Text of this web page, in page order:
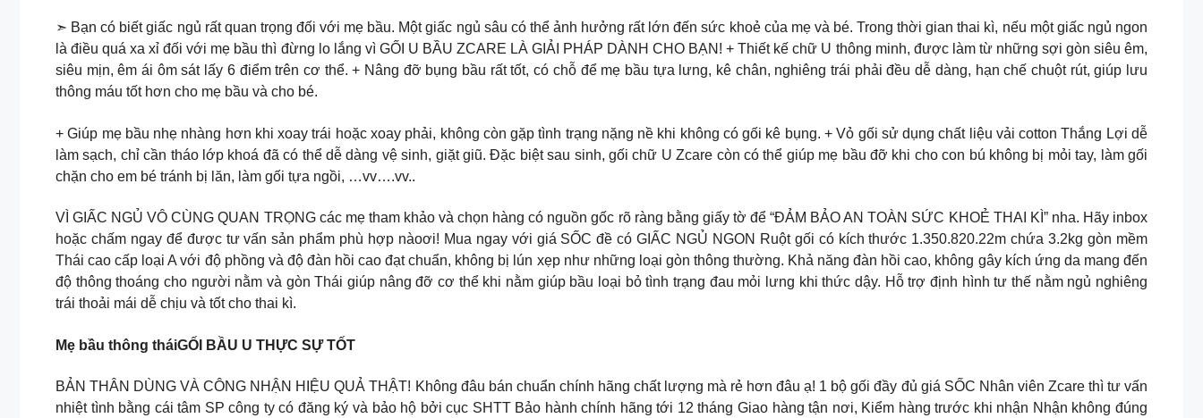
➣ Bạn có biết giấc ngủ rất quan trọng đối với mẹ bầu. Một giấc ngủ sâu có thể ảnh hưởng rất lớn đến sức khoẻ của mẹ và bé. Trong thời gian thai kì, nếu một giấc ngủ ngon
là điều quá xa xỉ đối với mẹ bầu thì đừng lo lắng vì GỐI U BẦU ZCARE LÀ GIẢI PHÁP DÀNH CHO BẠN! + Thiết kế chữ U thông minh, được làm từ những sợi gòn siêu êm,
siêu mịn, êm ái ôm sát lấy 6 điểm trên cơ thể. + Nâng đỡ bụng bầu rất tốt, có chỗ để mẹ bầu tựa lưng, kê chân, nghiêng trái phải đều dễ dàng, hạn chế chuột rút, giúp lưu
thông máu tốt hơn cho mẹ bầu và cho bé.
+ Giúp mẹ bầu nhẹ nhàng hơn khi xoay trái hoặc xoay phải, không còn gặp tình trạng nặng nề khi không có gối kê bụng. + Vỏ gối sử dụng chất liệu vải cotton Thắng Lợi dễ
làm sạch, chỉ cần tháo lớp khoá đã có thể dễ dàng vệ sinh, giặt giũ. Đặc biệt sau sinh, gối chữ U Zcare còn có thể giúp mẹ bầu đỡ khi cho con bú không bị mỏi tay, làm gối
chặn cho em bé tránh bị lăn, làm gối tựa ngồi, …vv….vv..
VÌ GIẤC NGỦ VÔ CÙNG QUAN TRỌNG các mẹ tham khảo và chọn hàng có nguồn gốc rõ ràng bằng giấy tờ để “ĐẢM BẢO AN TOÀN SỨC KHOẺ THAI KÌ” nha. Hãy inbox
hoặc chấm ngay để được tư vấn sản phẩm phù hợp nàoơi! Mua ngay với giá SỐC đề có GIẤC NGỦ NGON Ruột gối có kích thước 1.350.820.22m chứa 3.2kg gòn mềm
Thái cao cấp loại A với độ phồng và độ đàn hồi cao đạt chuẩn, không bị lún xẹp như những loại gòn thông thường. Khả năng đàn hồi cao, không gây kích ứng da mang đến
độ thông thoáng cho người nằm và gòn Thái giúp nâng đỡ cơ thể khi nằm giúp bầu loại bỏ tình trạng đau mỏi lưng khi thức dậy. Hỗ trợ định hình tư thế nằm ngủ nghiêng
trái thoải mái dễ chịu và tốt cho thai kì.
Mẹ bầu thông tháiGỐI BẦU U THỰC SỰ TỐT
BẢN THÂN DÙNG VÀ CÔNG NHẬN HIỆU QUẢ THẬT! Không đâu bán chuẩn chính hãng chất lượng mà rẻ hơn đâu ạ! 1 bộ gối đầy đủ giá SỐC Nhân viên Zcare thì tư vấn
nhiệt tình bằng cái tâm SP công ty có đăng ký và bảo hộ bởi cục SHTT Bảo hành chính hãng tới 12 tháng Giao hàng tận nơi, Kiểm hàng trước khi nhận Nhận không đúng